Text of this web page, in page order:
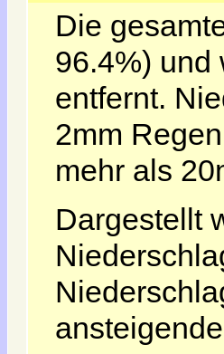
Die
96.4%)
entfernt.
2mm
mehr als
Dargestellt